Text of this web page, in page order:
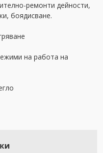
ремонти дейности,
боядисване.
на работа на